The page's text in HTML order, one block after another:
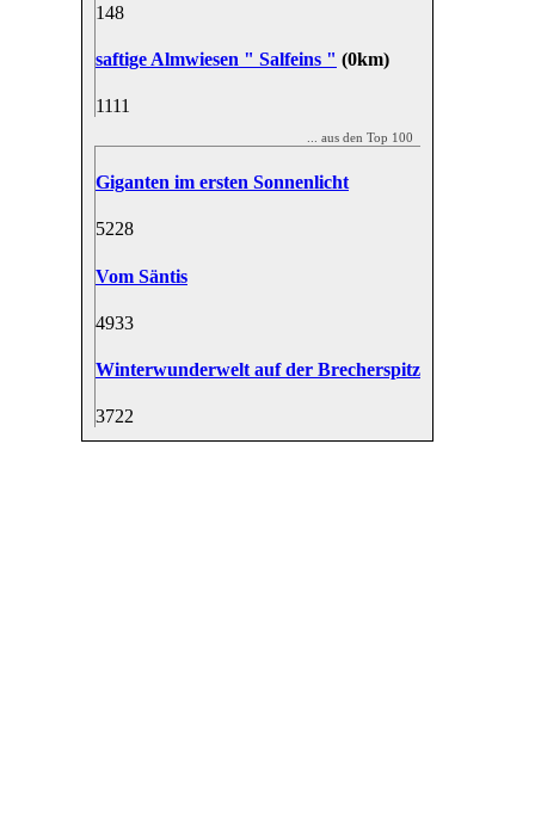
148
saftige Almwiesen " Salfeins " (0km)
1111
... aus den Top 100
Giganten im ersten Sonnenlicht
5228
Vom Säntis
4933
Winterwunderwelt auf der Brecherspitz
3722